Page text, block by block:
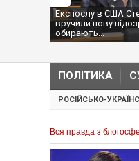
Експослу в США
вручили нову
обирають...
ПОЛІТИКА
РОСІЙСЬКО-
Вся правда з